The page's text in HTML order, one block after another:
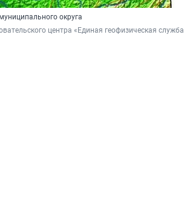
округа
центра «Единая геофизическая служба